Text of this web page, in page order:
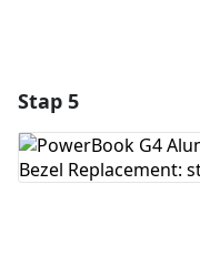
Stap 5